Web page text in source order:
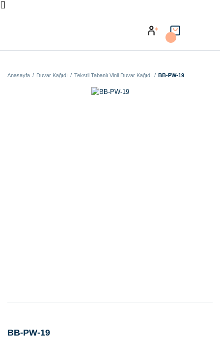
Anasayfa Duvar Kağıdı Tekstil Tabanlı Vinil Duvar Kağıdı BB-PW-19
BB-PW-19